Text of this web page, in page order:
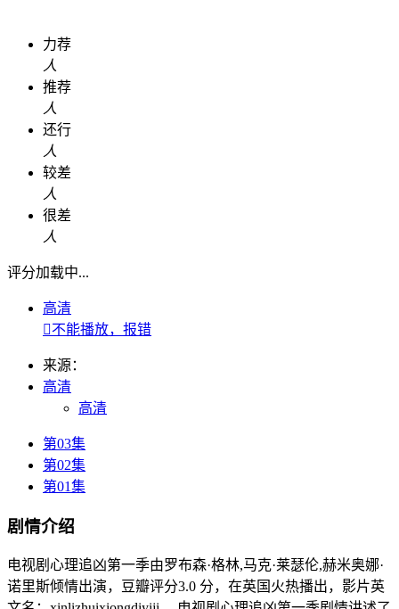
力荐
人
推荐
人
还行
人
较差
人
很差
人
评分加载中...
高清
不能播放，报错
来源：
高清
高清
第03集
第02集
第01集
剧情介绍
电视剧心理追凶第一季由罗布森·格林,马克·莱瑟伦,赫米奥娜·
诺里斯倾情出演，豆瓣评分3.0 分，在英国火热播出，影片英